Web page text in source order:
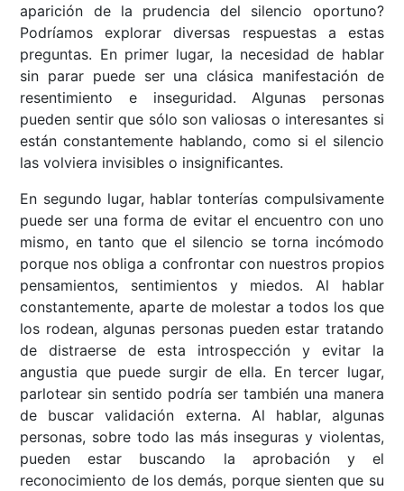
aparición de la prudencia del silencio oportuno?
Podríamos explorar diversas respuestas a estas
preguntas. En primer lugar, la necesidad de hablar
sin parar puede ser una clásica manifestación de
resentimiento e inseguridad. Algunas personas
pueden sentir que sólo son valiosas o interesantes si
están constantemente hablando, como si el silencio
las volviera invisibles o insignificantes.
En segundo lugar, hablar tonterías compulsivamente
puede ser una forma de evitar el encuentro con uno
mismo, en tanto que el silencio se torna incómodo
porque nos obliga a confrontar con nuestros propios
pensamientos, sentimientos y miedos. Al hablar
constantemente, aparte de molestar a todos los que
los rodean, algunas personas pueden estar tratando
de distraerse de esta introspección y evitar la
angustia que puede surgir de ella. En tercer lugar,
parlotear sin sentido podría ser también una manera
de buscar validación externa. Al hablar, algunas
personas, sobre todo las más inseguras y violentas,
pueden estar buscando la aprobación y el
reconocimiento de los demás, porque sienten que su